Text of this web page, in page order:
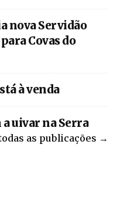
nova Servidão
Covas do
à venda
uivar na Serra
as publicações →